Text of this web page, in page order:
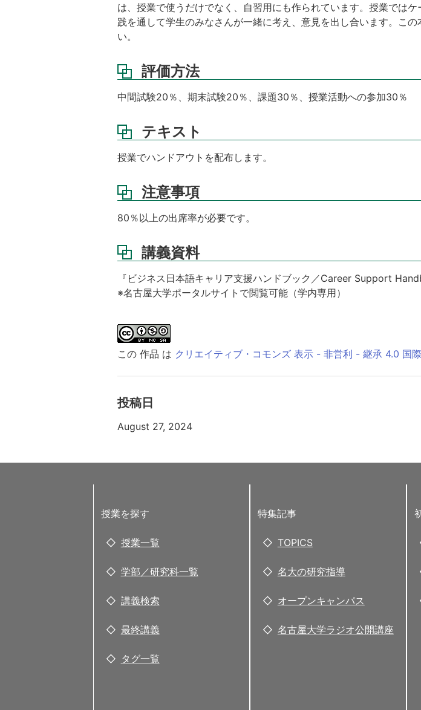
は、授業で使うだけでなく、自習用にも作られています。授業では
践を通して学生のみなさんが一緒に考え、意見を出し合います。こ
い。
評価方法
中間試験20％、期末試験20％、課題30％、授業活動への参加30％
テキスト
授業でハンドアウトを配布します。
注意事項
80％以上の出席率が必要です。
講義資料
『ビジネス日本語キャリア支援ハンドブック／Career Support
※名古屋大学ポータルサイトで閲覧可能（学内専用）
この 作品 は クリエイティブ・コモンズ 表示 - 非営利 - 継承 4.0 国
投稿日
August 27, 2024
授業を探す
授業一覧
学部／研究科一覧
講義検索
最終講義
タグ一覧
特集記事
TOPICS
名大の研究指導
オープンキャンパス
名古屋大学ラジオ公開講座